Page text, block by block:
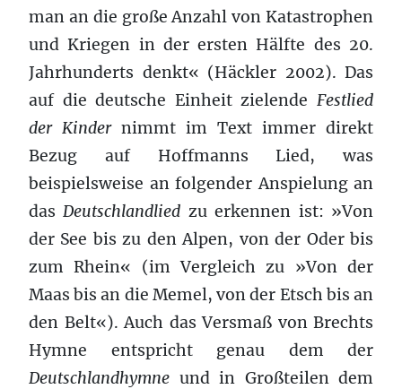
man an die große Anzahl von Katastrophen
und Kriegen in der ersten Hälfte des 20.
Jahrhunderts denkt« (Häckler 2002). Das
auf die deutsche Einheit zielende Festlied
der Kindernimmt im Text immer direkt
Bezug auf Hoffmanns Lied, was
beispielsweise an folgender Anspielung an
dasDeutschlandlied zu erkennen ist: »Von
der See bis zu den Alpen, von der Oder bis
zum Rhein« (im Vergleich zu »Von der
Maas bis an die Memel, von der Etsch bis an
den Belt«). Auch das Versmaß von Brechts
Hymne entspricht genau dem der
Deutschlandhymne und in Großteilen dem